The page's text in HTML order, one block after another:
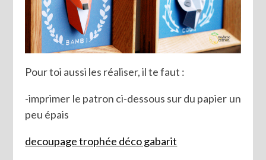
Pour toi aussi les réaliser, il te faut :
-imprimer le patron ci-dessous sur du papier un
peu épais
decoupage trophée déco gabarit